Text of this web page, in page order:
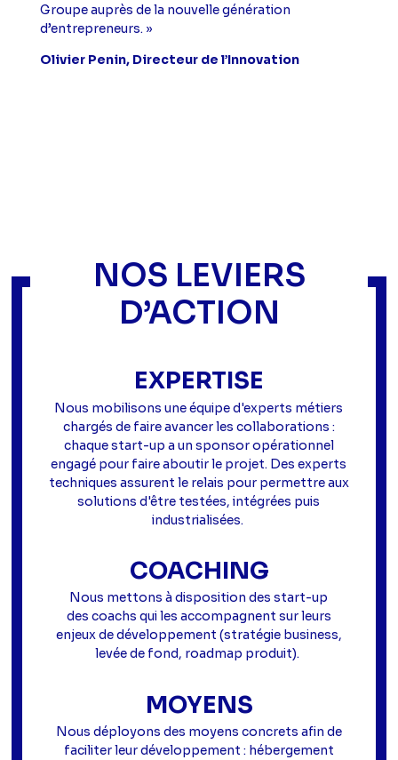
Groupe auprès de la nouvelle génération
d’entrepreneurs. »
Olivier Penin, Directeur de l’Innovation
NOS LEVIERS
D’ACTION
EXPERTISE
Nous mobilisons une équipe d'experts métiers
chargés de faire avancer les collaborations :
chaque start-up a un sponsor opérationnel
engagé pour faire aboutir le projet. Des experts
techniques assurent le relais pour permettre aux
solutions d'être testées, intégrées puis
industrialisées.
COACHING
Nous mettons à disposition des start-up
des coachs qui les accompagnent sur leurs
enjeux de développement (stratégie business,
levée de fond, roadmap produit).
MOYENS
Nous déployons des moyens concrets afin de
faciliter leur développement : hébergement